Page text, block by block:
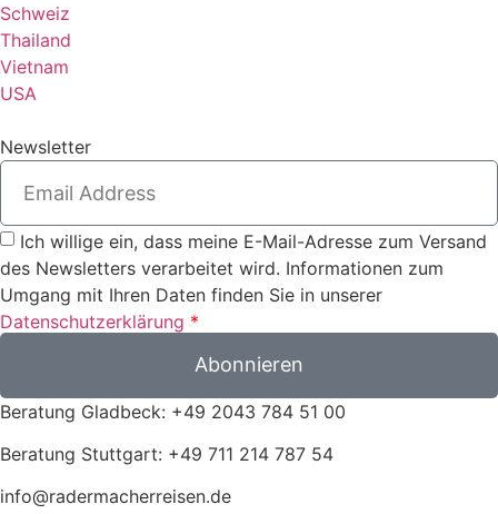
Schweiz
Thailand
Vietnam
USA
Newsletter
Ich willige ein, dass meine E-Mail-Adresse zum Versand
des Newsletters verarbeitet wird. Informationen zum
Umgang mit Ihren Daten finden Sie in unserer
Datenschutzerklärung *
Abonnieren
Beratung Gladbeck: +49 2043 784 51 00
Beratung Stuttgart: +49 711 214 787 54
info@radermacherreisen.de